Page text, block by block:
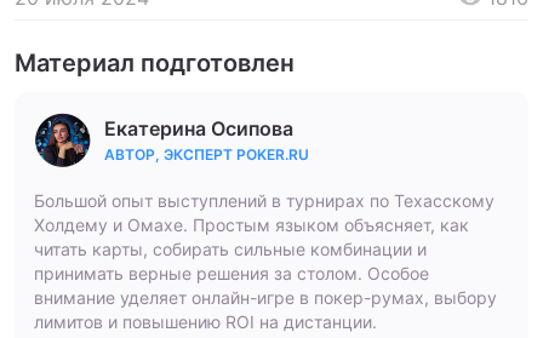
Материал подготовлен
Екатерина Осипова
АВТОР, ЭКСПЕРТ POKER.RU
Большой опыт выступлений в турнирах по Техасскому
Холдему и Омахе. Простым языком объясняет, как
читать карты, собирать сильные комбинации и
принимать верные решения за столом. Особое
внимание уделяет онлайн-игре в покер-румах, выбору
лимитов и повышению ROI на дистанции.